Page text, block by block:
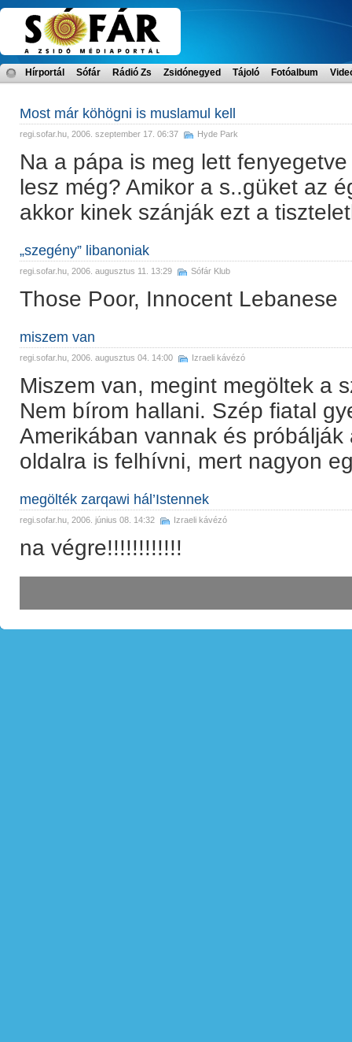
Hírportál Sófár Rádió Zs Zsidónegyed Tájoló Fotóalbum
Most már köhögni is muslamul kell
regi.sofar.hu , 2006. szeptember 17. 06:37 Hyde Park
Na a pápa is meg lett
lesz még? Amikor a s..güket az
akkor kinek szánják ezt a
„szegény” libanoniak
regi.sofar.hu , 2006. augusztus 11. 13:29 Sófár Klub
Those Poor, Innocent Lebanese
miszem van
regi.sofar.hu , 2006. augusztus 04. 14:00 Izraeli kávézó
Miszem van, megint megöltek a
Nem bírom hallani. Szép fiatal
Amerikában vannak és
oldalra is felhívni, mert nagyon
megölték zarqawi hál’Istennek
regi.sofar.hu , 2006. június 08. 14:32 Izraeli kávézó
na végre!!!!!!!!!!!!